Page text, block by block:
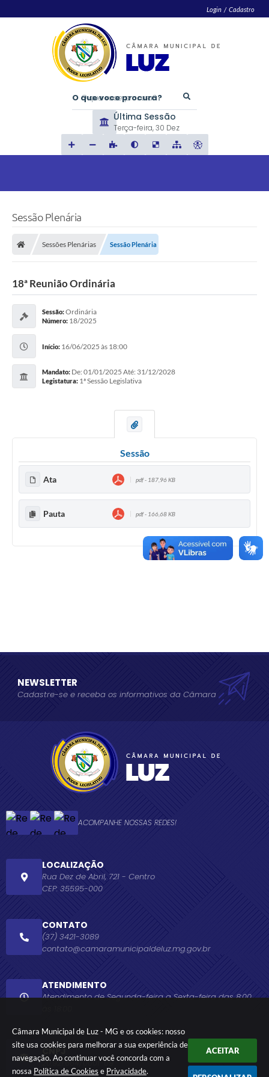
Câmara Municipal de Luz - MG e os cookies: nosso
site usa cookies para melhorar a sua experiência de
navegação. Ao continuar você concorda com a
nossa Política de Cookies e Privacidade.
ACEITAR
Login / Cadastro
O que voce procura?
Última Sessão
Terça-feira 30 Dez
Sessão Plenária
Sessões Plenárias Sessão Plenária
18ª Reunião Ordinária
Sessão:Ordinária
Número: 18/2025
Início: 16/06/2025 às 18:00
Mandato: De: 01/01/2025 Até: 31/12/2028
Legistatura: 1ª Sessão Legislativa
Sessão
Ata pdf - 187,96 KB
Pauta pdf - 166,68 KB
ACOMPANHE NOSSAS REDES!
LOCALIZAÇÃO
Rua Dez de Abril, 721 - Centro
CEP: 35595-000
CONTATO
(37) 3421-3089
contato@camaramunicipaldeluz.mg.gov.br
ATENDIMENTO
Atendimento de Segunda-feira a Sexta-feira das 8:00
CNPJ
20.921.664/0001-09
NEWSLETTER
Cadastre-se e receba os informativos da Câmara